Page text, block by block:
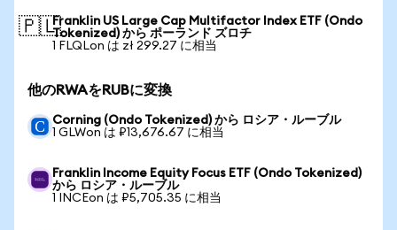
🇵🇱Franklin US Large Cap Multifactor Index ETF (Ondo
Tokenized) から ポーランド ズロチ
1 FLQLon は zł 299.27 に相当
他のRWAをRUBに変換
Corning (Ondo Tokenized) から ロシア・ルーブル
1 GLWon は ₽13,676.67 に相当
Franklin Income Equity Focus ETF (Ondo Tokenized)
から ロシア・ルーブル
1 INCEon は ₽5,705.35 に相当